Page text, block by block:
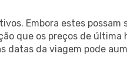
Embora estes possam
que os preços de
datas da viagem pode